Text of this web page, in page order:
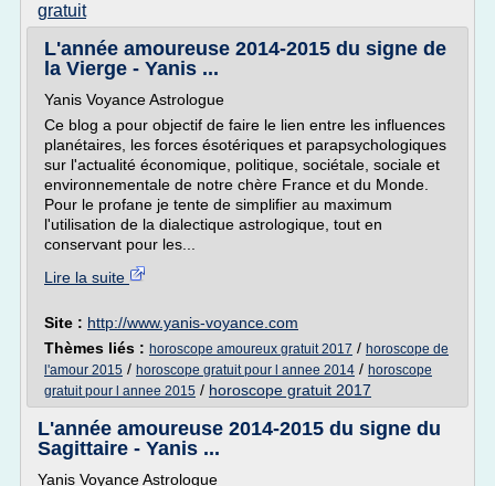
gratuit
L'année amoureuse 2014-2015 du signe de
la Vierge - Yanis ...
Yanis Voyance Astrologue
Ce blog a pour objectif de faire le lien entre les influences
planétaires, les forces ésotériques et parapsychologiques
sur l'actualité économique, politique, sociétale, sociale et
environnementale de notre chère France et du Monde.
Pour le profane je tente de simplifier au maximum
l'utilisation de la dialectique astrologique, tout en
conservant pour les...
Lire la suite
Site : http://www.yanis-voyance.com
Thèmes liés : horoscope amoureux gratuit 2017 / horoscope de
l'amour 2015 / horoscope gratuit pour l annee 2014 / horoscope
gratuit pour l annee 2015 / horoscope gratuit 2017
L'année amoureuse 2014-2015 du signe du
Sagittaire - Yanis ...
Yanis Voyance Astrologue